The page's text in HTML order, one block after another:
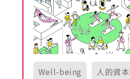
Well-being 人的資本